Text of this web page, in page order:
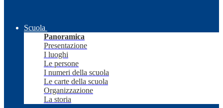
Scuola
Panoramica
Presentazione
I luoghi
Le persone
I numeri della scuola
Le carte della scuola
Organizzazione
La storia